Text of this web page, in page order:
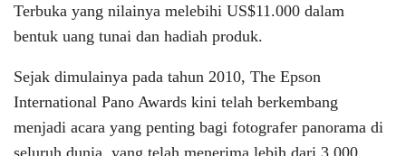
Terbuka yang nilainya melebihi US$11.000 dalam
bentuk uang tunai dan hadiah produk.
Sejak dimulainya pada tahun 2010, The Epson
International Pano Awards kini telah berkembang
menjadi acara yang penting bagi fotografer panorama di
seluruh dunia, yang telah menerima lebih dari 3.000